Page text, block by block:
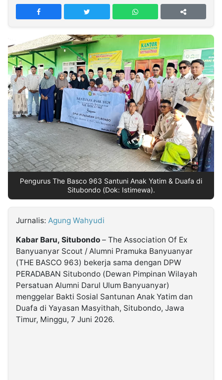
PT
TREETAN
INDONESIA
Partner
Insight
NTB
Suara
Time
Lens
IDN
Daily
Jogja
Jalan
Rakyat
Idealita
News
Kita
Notice
Dinamikapost.com
Radar
Baru
Seedbacklink
Follow
Kabarbaru
Kabarbaru.co
2026
Kabarbaru
Pengurus The Basco 963 Santuni Anak Yatim & Duafa di
Situbondo (Dok: Istimewa).
Jurnalis: Agung Wahyudi
Kabar Baru, Situbondo – The Association Of Ex
Banyuanyar Scout / Alumni Pramuka Banyuanyar
(THE BASCO 963) bekerja sama dengan DPW
PERADABAN Situbondo (Dewan Pimpinan Wilayah
Persatuan Alumni Darul Ulum Banyuanyar)
menggelar Bakti Sosial Santunan Anak Yatim dan
Duafa di Yayasan Masyithah, Situbondo, Jawa
Timur, Minggu, 7 Juni 2026.